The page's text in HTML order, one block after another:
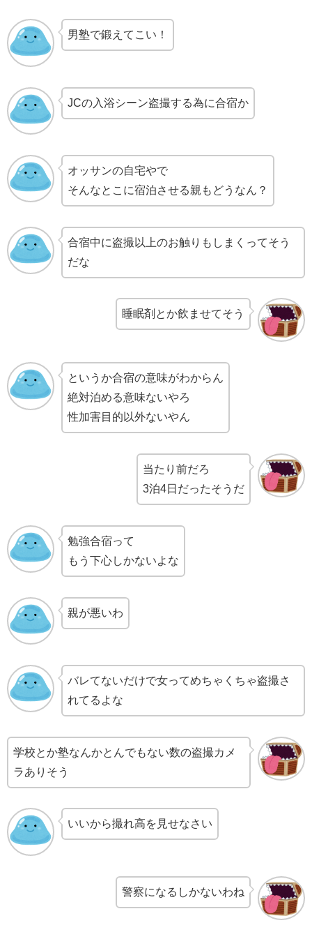
男塾で鍛えてこい！
JCの入浴シーン盗撮する為に合宿か
オッサンの自宅やで
そんなとこに宿泊させる親もどうなん？
合宿中に盗撮以上のお触りもしまくってそう
だな
睡眠剤とか飲ませてそう
というか合宿の意味がわからん
絶対泊める意味ないやろ
性加害目的以外ないやん
当たり前だろ
3泊4日だったそうだ
勉強合宿って
もう下心しかないよな
親が悪いわ
バレてないだけで女ってめちゃくちゃ盗撮さ
れてるよな
学校とか塾なんかとんでもない数の盗撮カメ
ラありそう
いいから撮れ高を見せなさい
警察になるしかないわね